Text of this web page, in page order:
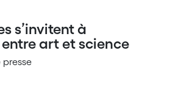
s’invitent à
art et science